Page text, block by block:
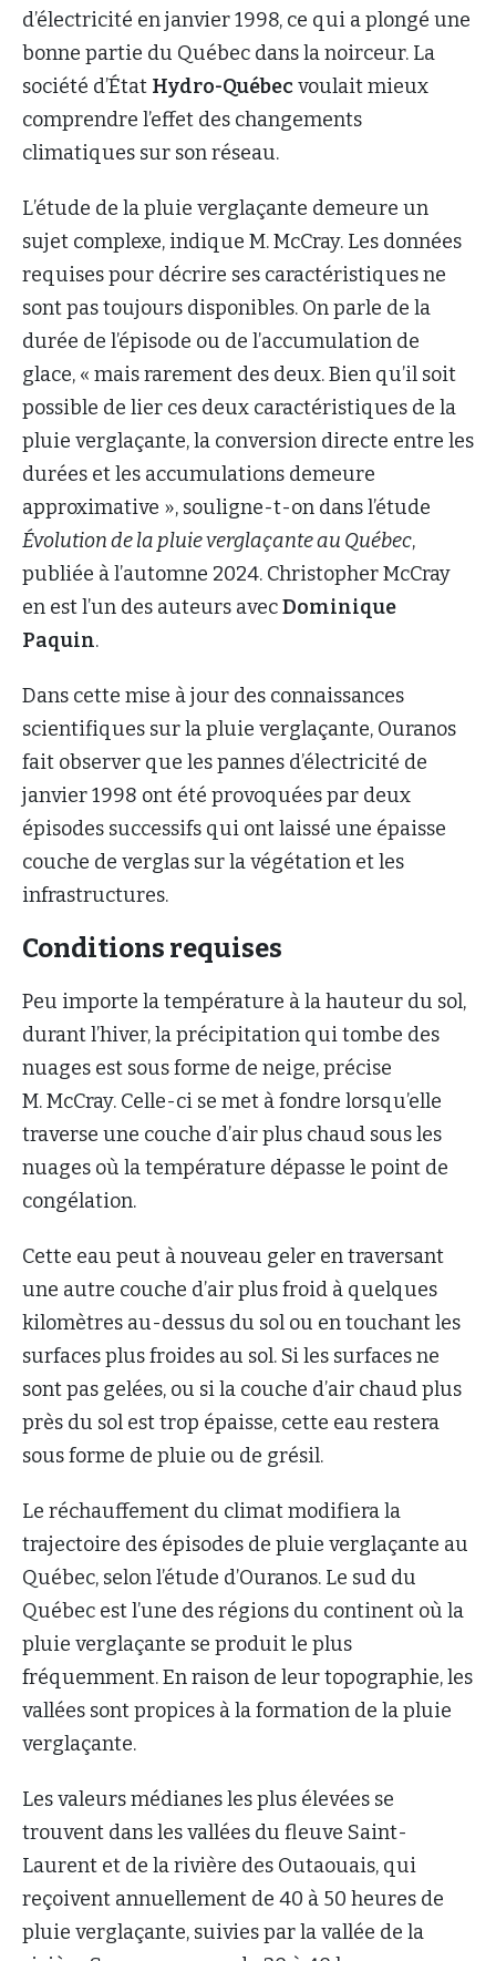
d’électricité en janvier 1998, ce qui a plongé une
bonne partie du Québec dans la noirceur. La
société d’État Hydro-Québecvoulait mieux
comprendre l’effet des changements
climatiques sur son réseau.
L’étude de la pluie verglaçante demeure un
sujet complexe, indique M. McCray. Les données
requises pour décrire ses caractéristiques ne
sont pas toujours disponibles. On parle de la
durée de l’épisode ou de l’accumulation de
glace, « mais rarement des deux. Bien qu’il soit
possible de lier ces deux caractéristiques de la
pluie verglaçante, la conversion directe entre les
durées et les accumulations demeure
approximative », souligne-t-on dans l’étude
Évolution de la pluie verglaçante au Québec,
publiée à l’automne 2024. Christopher McCray
en est l’un des auteurs avecDominique
Paquin.
Dans cette mise à jour des connaissances
scientifiques sur la pluie verglaçante, Ouranos
fait observer que les pannes d’électricité de
janvier 1998 ont été provoquées par deux
épisodes successifs qui ont laissé une épaisse
couche de verglas sur la végétation et les
infrastructures.
Conditions requises
Peu importe la température à la hauteur du sol,
durant l’hiver, la précipitation qui tombe des
nuages est sous forme de neige, précise
M. McCray. Celle-ci se met à fondre lorsqu’elle
traverse une couche d’air plus chaud sous les
nuages où la température dépasse le point de
congélation.
Cette eau peut à nouveau geler en traversant
une autre couche d’air plus froid à quelques
kilomètres au-dessus du sol ou en touchant les
surfaces plus froides au sol. Si les surfaces ne
sont pas gelées, ou si la couche d’air chaud plus
près du sol est trop épaisse, cette eau restera
sous forme de pluie ou de grésil.
Le réchauffement du climat modifiera la
trajectoire des épisodes de pluie verglaçante au
Québec, selon l’étude d’Ouranos. Le sud du
Québec est l’une des régions du continent où la
pluie verglaçante se produit le plus
fréquemment. En raison de leur topographie, les
vallées sont propices à la formation de la pluie
verglaçante.
Les valeurs médianes les plus élevées se
trouvent dans les vallées du fleuve Saint-
Laurent et de la rivière des Outaouais, qui
reçoivent annuellement de 40 à 50 heures de
pluie verglaçante, suivies par la vallée de la